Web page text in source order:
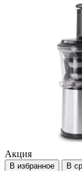
Акция
В избранное В